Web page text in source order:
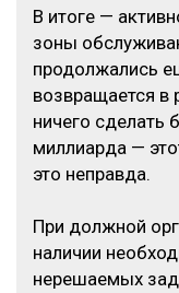
В итоге —
зоны
продолжались
возвращается в
ничего сделать
миллиарда —
это неправда.
При должной
наличии
нерешаемых